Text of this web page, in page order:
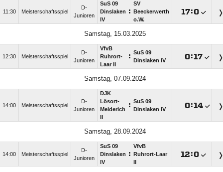
11:30 Meisterschaftsspiel
D-
Junioren
SuS 09
Dinslaken
IV
:
SV
Beeckerwerth
o.W.
:
Samstag, 15.03.2025
12:30 Meisterschaftsspiel
D-
Junioren
VfvB
Ruhrort-
Laar II
: SuS 09
Dinslaken IV
:
Samstag, 07.09.2024
14:00 Meisterschaftsspiel
D-
Junioren
DJK
Lösort-
Meiderich
: SuS 09
Dinslaken IV
:
Samstag, 28.09.2024
14:00 Meisterschaftsspiel
D-
Junioren
SuS 09
Dinslaken
IV
:
VfvB
Ruhrort-Laar
: